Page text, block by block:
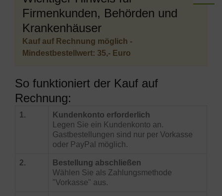
Firmenkunden, Behörden und
Krankenhäuser
Kauf auf Rechnung möglich -
Mindestbestellwert: 35,- Euro
So funktioniert der Kauf auf
Rechnung:
1.
Kundenkonto erforderlich
Legen Sie ein Kundenkonto an.
Gastbestellungen sind nur per Vorkasse
oder PayPal möglich.
2.
Bestellung abschließen
Wählen Sie als Zahlungsmethode
"Vorkasse" aus.